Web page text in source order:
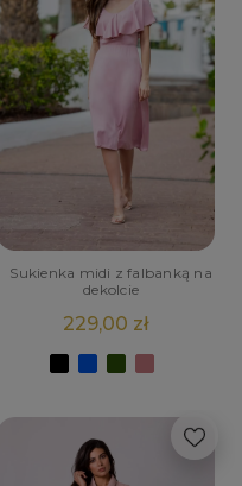
Sukienka midi z falbanką na
dekolcie
229,00 zł